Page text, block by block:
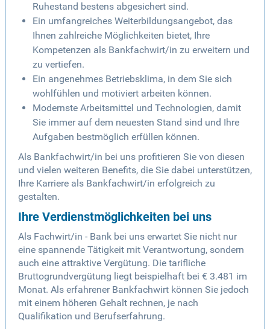
Ruhestand bestens abgesichert sind.
Ein umfangreiches Weiterbildungsangebot, das
Ihnen zahlreiche Möglichkeiten bietet, Ihre
Kompetenzen als Bankfachwirt/in zu erweitern und
zu vertiefen.
Ein angenehmes Betriebsklima, in dem Sie sich
wohlfühlen und motiviert arbeiten können.
Modernste Arbeitsmittel und Technologien, damit
Sie immer auf dem neuesten Stand sind und Ihre
Aufgaben bestmöglich erfüllen können.
Als Bankfachwirt/in bei uns profitieren Sie von diesen
und vielen weiteren Benefits, die Sie dabei unterstützen,
Ihre Karriere als Bankfachwirt/in erfolgreich zu
gestalten.
Ihre Verdienstmöglichkeiten bei uns
Als Fachwirt/in - Bank bei uns erwartet Sie nicht nur
eine spannende Tätigkeit mit Verantwortung, sondern
auch eine attraktive Vergütung. Die tarifliche
Bruttogrundvergütung liegt beispielhaft bei € 3.481 im
Monat. Als erfahrener Bankfachwirt können Sie jedoch
mit einem höheren Gehalt rechnen, je nach
Qualifikation und Berufserfahrung.